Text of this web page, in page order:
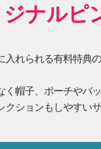
ナルピ
入れられる有料特典
く帽子、ポーチやバ
クションもしやすいサ